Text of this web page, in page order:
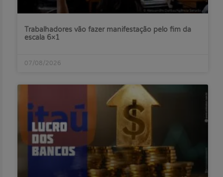
Trabalhadores vão fazer manifestação pelo fim da
escala 6×1
07/08/2026